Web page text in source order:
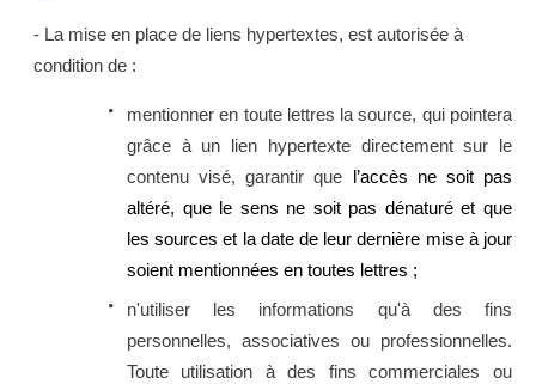
- La mise en place de liens hypertextes, est autorisée à
condition de :
mentionner en toute lettres la source, qui pointera
grâce à un lien hypertexte directement sur le
contenu visé, garantir que
l’accès ne soit pas
altéré, que le sens ne soit pas dénaturé et que
les sources et la date de leur dernière mise à jour
soient mentionnées en toutes lettres ;
n'utiliser les informations qu'à des fins
personnelles, associatives ou professionnelles.
Toute utilisation à des fins commerciales ou